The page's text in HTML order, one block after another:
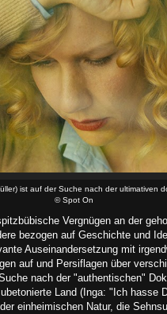
ist auf der Suche nach der ultimativen
©Spot On
Vergnügen an der
bezogen auf Geschichte und
Auseinandersetzung mit
auf und Persiflagen über
nach der "authentischen"
Land (Inga: "Ich hasse
einheimischen Natur, die